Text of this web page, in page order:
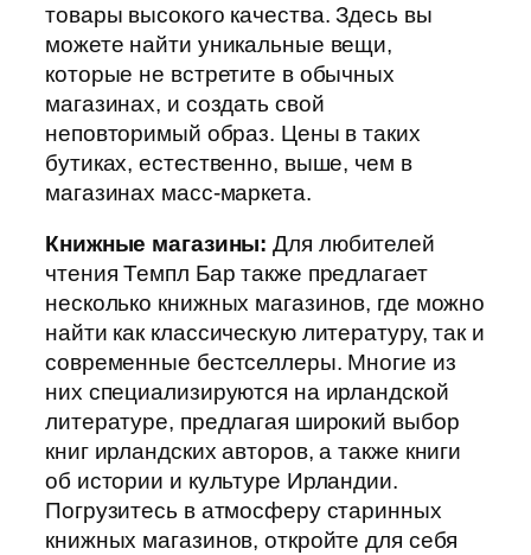
товары высокого качества. Здесь вы
можете найти уникальные вещи,
которые не встретите в обычных
магазинах, и создать свой
неповторимый образ. Цены в таких
бутиках, естественно, выше, чем в
магазинах масс-маркета.
Книжные магазины: Для любителей
чтения Темпл Бар также предлагает
несколько книжных магазинов, где можно
найти как классическую литературу, так и
современные бестселлеры. Многие из
них специализируются на ирландской
литературе, предлагая широкий выбор
книг ирландских авторов, а также книги
об истории и культуре Ирландии.
Погрузитесь в атмосферу старинных
книжных магазинов, откройте для себя